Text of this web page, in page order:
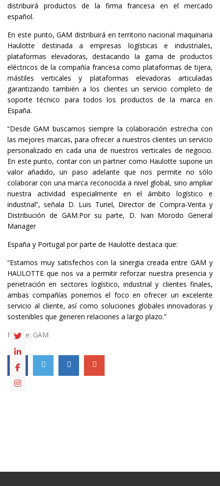
distribuirá productos de la firma francesa en el mercado
español.
En este punto, GAM distribuirá en territorio nacional maquinaria
Haulotte destinada a empresas logísticas e industriales,
plataformas elevadoras, destacando la gama de productos
eléctricos de la compañía francesa como plataformas de tijera,
mástiles verticales y plataformas elevadoras articuladas
garantizando también a los clientes un servicio completo de
soporte técnico para todos los productos de la marca en
España.
“Desde GAM buscamos siempre la colaboración estrecha con
las mejores marcas, para ofrecer a nuestros clientes un servicio
personalizado en cada una de nuestros verticales de negocio.
En este punto, contar con un partner como Haulotte supone un
valor añadido, un paso adelante que nos permite no sólo
colaborar con una marca reconocida a nivel global, sino ampliar
nuestra actividad especialmente en el ámbito logístico e
industrial”, señala D. Luis Turiel, Director de Compra-Venta y
Distribución de GAM.Por su parte, D. Ivan Morodo General
Manager
España y Portugal por parte de Haulotte destaca que:
“Estamos muy satisfechos con la sinergia creada entre GAM y
HAULOTTE que nos va a permitir reforzar nuestra presencia y
penetración en sectores logístico, industrial y clientes finales,
ambas compañías ponemos el foco en ofrecer un excelente
servicio al cliente, así como soluciones globales innovadoras y
sostenibles que generen relaciones a largo plazo.”
Fuente: GAM